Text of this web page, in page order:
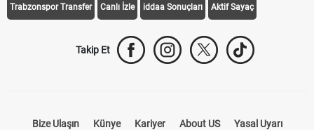
Trabzonspor Transfer Canlı İzle iddaa Sonuçları Aktif Sayaç
Takip Et
Bize Ulaşın Künye Kariyer About US Yasal Uyarı